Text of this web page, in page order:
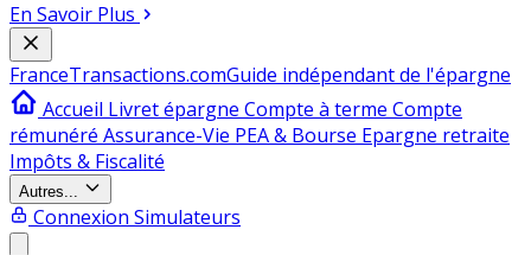
En Savoir Plus
FranceTransactions.comGuide indépendant de l'épargne
Accueil Livret épargne Compte à terme Compte
rémunéré Assurance-Vie PEA & Bourse Epargne retraite
Impôts & Fiscalité
Autres...
Connexion Simulateurs